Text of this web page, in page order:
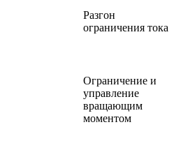
Разгон
ограничения тока
Ограничение и
управление
вращающим
моментом